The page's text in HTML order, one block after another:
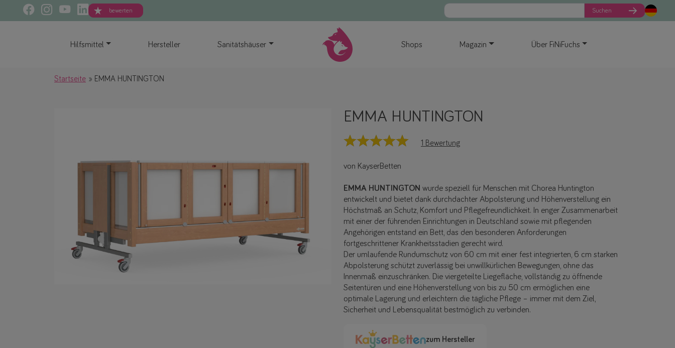
bewerten Suchen
Hilfsmittel Hersteller Sanitätshäuser Shops Magazin Über FiNiFuchs
Startseite EMMA HUNTINGTON
EMMA HUNTINGTON
1 Bewertung
von KayserBetten
EMMA HUNTINGTON wurde speziell für Menschen mit Chorea Huntington
entwickelt und bietet dank durchdachter Abpolsterung und Höhenverstellung ein
Höchstmaß an Schutz, Komfort und Pflegefreundlichkeit. In enger Zusammenarbeit
mit einer der führenden Einrichtungen in Deutschland sowie mit pflegenden
Angehörigen entstand ein Bett, das den besonderen Anforderungen
fortgeschrittener Krankheitsstadien gerecht wird.
Der umlaufende Rundumschutz von 60 cm mit einer fest integrierten, 6 cm starken
Abpolsterung schützt zuverlässig bei unwillkürlichen Bewegungen, ohne das
Innenmaß einzuschränken. Die viergeteilte Liegefläche, vollständig zu öffnende
Seitentüren und eine Höhenverstellung von bis zu 50 cm ermöglichen eine
optimale Lagerung und erleichtern die tägliche Pflege – immer mit dem Ziel,
Sicherheit und Lebensqualität bestmöglich zu verbinden.
zum Hersteller